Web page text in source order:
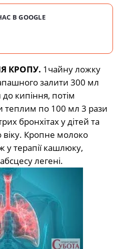
В GOOGLE
КРОПУ. 1чайну ложку
залити 300 мл
кипіння, потім
теплим по 100 мл 3 рази
бронхітах у дітей та
Кропне молоко
у терапії кашлюку,
легені.